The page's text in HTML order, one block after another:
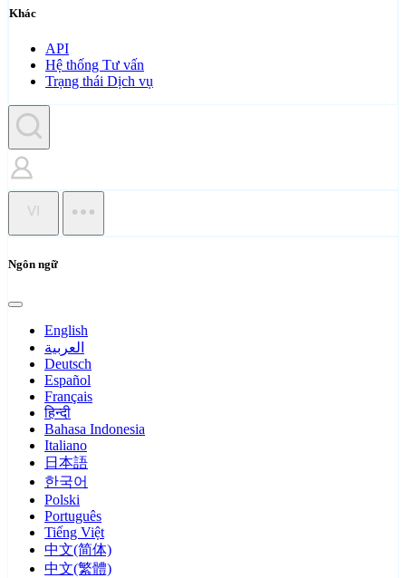
Khác
API
Hệ thống Tư vấn
Trạng thái Dịch vụ
VI
Ngôn ngữ
English
العربية
Deutsch
Español
Français
हिन्दी
Bahasa Indonesia
Italiano
日本語
한국어
Polski
Português
Tiếng Việt
中文(简体)
中文(繁體)